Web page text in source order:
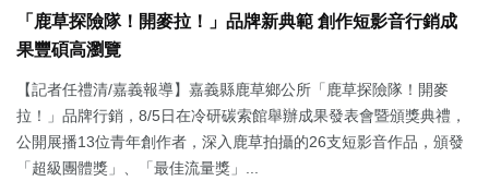
「鹿草探險隊！開麥拉！」品牌新典範 創作短影音行銷成
果豐碩高瀏覽
【記者任禮清/嘉義報導】嘉義縣鹿草鄉公所「鹿草探險隊！開麥
拉！」品牌行銷，8/5日在冷研碳索館舉辦成果發表會暨頒獎典禮，
公開展播13位青年創作者，深入鹿草拍攝的26支短影音作品，頒發
「超級團體獎」、「最佳流量獎」...